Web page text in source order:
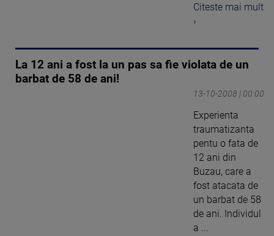
Citeste mai mult
›
La 12 ani a fost la un pas sa fie violata de un
barbat de 58 de ani!
13-10-2008 | 00:00
Experienta
traumatizanta
pentu o fata de
12 ani din
Buzau, care a
fost atacata de
un barbat de 58
de ani. Individul
a ...